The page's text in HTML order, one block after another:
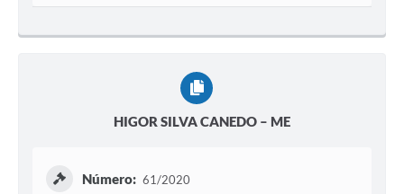
HIGOR SILVA CANEDO – ME
Número: 61/2020